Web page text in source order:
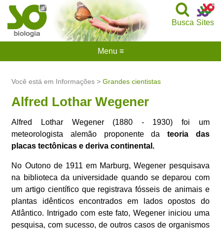
Sites
Busca
Você está em Informações >Grandes cientistas
Alfred Lothar Wegener
Alfred Lothar Wegener (1880 - 1930) foi um
meteorologista alemão proponente da teoria das
placas tectônicas e deriva continental.
No Outono de 1911 em Marburg, Wegener pesquisava
na biblioteca da universidade quando se deparou com
um artigo científico que registrava fósseis de animais e
plantas idênticos encontrados em lados opostos do
Atlântico. Intrigado com este fato, Wegener iniciou uma
pesquisa, com sucesso, de outros casos de organismos